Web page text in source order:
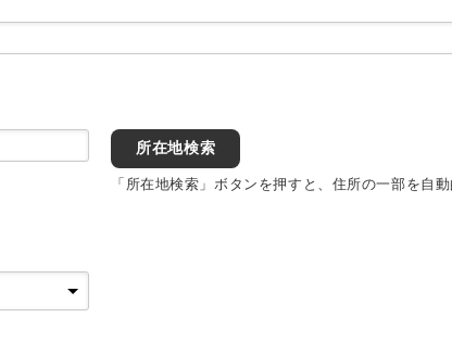
所在地検索
「所在地検索」ボタンを押すと、住所の一部を自動